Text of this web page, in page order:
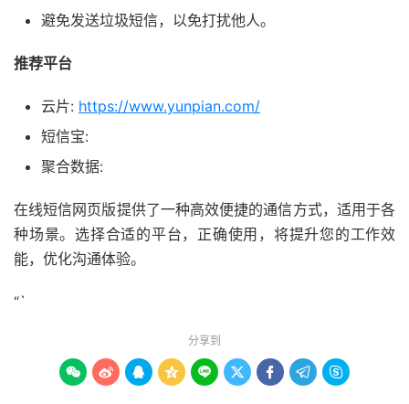
避免发送垃圾短信，以免打扰他人。
推荐平台
云片: https://www.yunpian.com/
短信宝:
聚合数据:
在线短信网页版提供了一种高效便捷的通信方式，适用于各
种场景。选择合适的平台，正确使用，将提升您的工作效
能，优化沟通体验。
“`
分享到
        